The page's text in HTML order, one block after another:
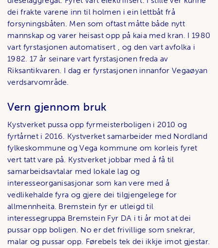
dei frakte varene inn til holmen i ein lettbåt frå
forsyningsbåten. Men som oftast måtte både nytt
mannskap og varer heisast opp på kaia med kran. I 1980
vart fyrstasjonen automatisert , og den vart avfolka i
1982. 17 år seinare vart fyrstasjonen freda av
Riksantikvaren. I dag er fyrstasjonen innanfor Vegaøyan
verdsarvområde.
Vern gjennom bruk
Kystverket pussa opp fyrmeisterboligen i 2010 og
fyrtårnet i 2016. Kystverket samarbeider med Nordland
fylkeskommune og Vega kommune om korleis fyret
vert tatt vare på. Kystverket jobbar med å få til
samarbeidsavtalar med lokale lag og
interesseorganisasjonar som kan vere med å
vedlikehalde fyra og gjere dei tilgjengelege for
allmennheita. Bremstein fyr er utleigd til
interessegruppa Bremstein Fyr DA i ti år mot at dei
pussar opp boligen. No er det frivillige som snekrar,
malar og pussar opp. Førebels tek dei ikkje imot gjestar.